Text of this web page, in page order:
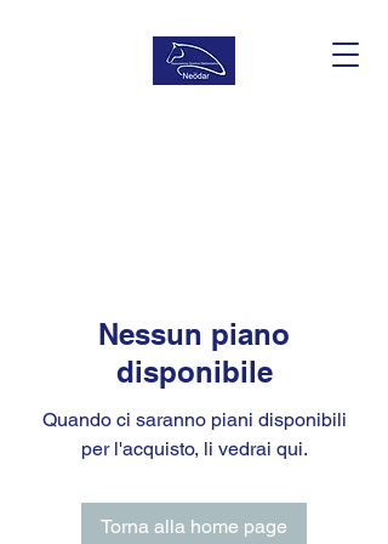
Nessun piano
disponibile
Quando ci saranno piani disponibili
per l'acquisto, li vedrai qui.
Torna alla home page